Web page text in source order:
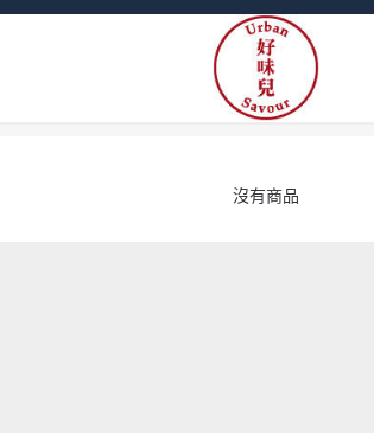
沒有商品